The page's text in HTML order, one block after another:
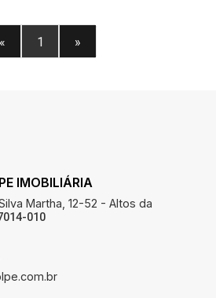
« 1 »
IMOBILIÁRIA
Martha, 12-52 - Altos da
010